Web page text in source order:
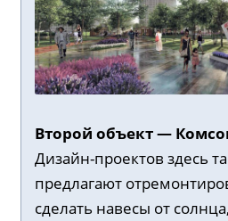
Второй объект —
Дизайн-проектов здесь
предлагают
сделать навесы от